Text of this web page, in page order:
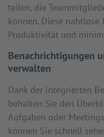
teilen, die
können. Diese
Produktivität und
Benachrichtigungen
verwalten
Dank der integrierten
behalten Sie den
Aufgaben oder
können Sie schnell